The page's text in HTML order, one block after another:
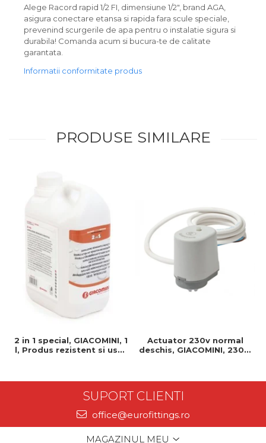
Alege Racord rapid 1/2 FI, dimensiune 1/2", brand AGA,
asigura conectare etansa si rapida fara scule speciale,
prevenind scurgerile de apa pentru o instalatie sigura si
durabila! Comanda acum si bucura-te de calitate
garantata.
Informatii conformitate produs
PRODUSE SIMILARE
2 in 1 special, GIACOMINI, 1
l, Produs rezistent si usor
Actuator 230v normal
deschis, GIACOMINI, 230v,
SUPORT CLIENTI
office@eurofittings.ro
MAGAZINUL MEU